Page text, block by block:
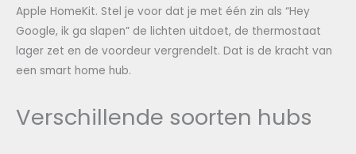
Apple HomeKit. Stel je voor dat je met één zin als “Hey
Google, ik ga slapen” de lichten uitdoet, de thermostaat
lager zet en de voordeur vergrendelt. Dat is de kracht van
een smart home hub.
Verschillende soorten hubs